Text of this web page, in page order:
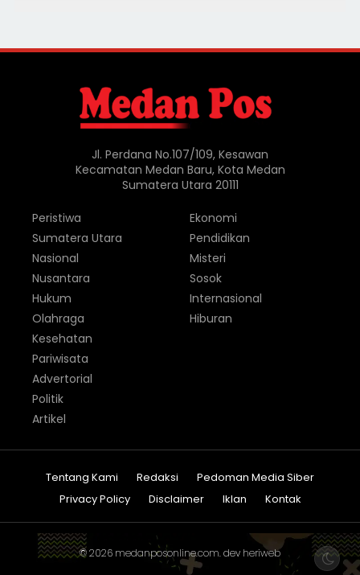
Jl. Perdana No.107/109, Kesawan
Kecamatan Medan Baru, Kota Medan
Sumatera Utara 20111
Peristiwa
Sumatera Utara
Nasional
Nusantara
Hukum
Olahraga
Ekonomi
Pendidikan
Misteri
Sosok
Internasional
Hiburan
Kesehatan
Pariwisata
Advertorial
Politik
Artikel
Tentang Kami Redaksi
Pedoman Media Siber
Privacy Policy
Disclaimer Iklan Kontak
© 2026 medanposonline.com. dev heriweb